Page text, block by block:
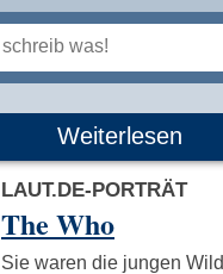
Weiterlesen
LAUT.DE-PORTRÄT
The Who
Sie waren die jungen